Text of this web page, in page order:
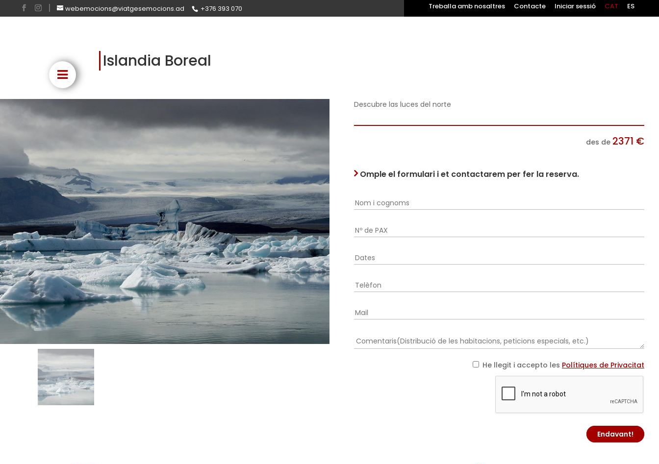
webemocions@viatgesemocions.ad +376 393 070 Treballa amb nosaltres Contacte Iniciar sessió CAT ES
Islandia Boreal
Descubre las luces del norte
des de 2371 €
Omple el formulari i et contactarem per fer la reserva.
He llegit i accepto les Polítiques de Privacitat
Endavant!